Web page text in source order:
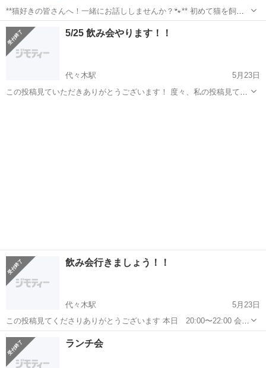
**猫好きの皆さんへ！一緒にお話ししませんか？🐾** 初めて猫を飼い
始めて、わからないことがたくさんあります。同じような境遇の方や
猫が大好きな方と、気軽にお話しできる場を作りたいと思っていま
東京 代々木駅 その他
5/25 飲み会やります！！
代々木駅
5月23日
この投稿見ていただきありがとうございます！ 度々、私の投稿見てい
飲み会行きましょう！！
代々木駅
5月23日
この投稿見てくださりありがとうございます 本日 20:00〜22:00 会
場 代々木HUB 会費 キャッシュオン ・仕事終わり飲みにいきたい ・
たまには初めましてと人と話したい 交流メイン みんなでワクワクで
き...
東京 代々木駅
ランチ会